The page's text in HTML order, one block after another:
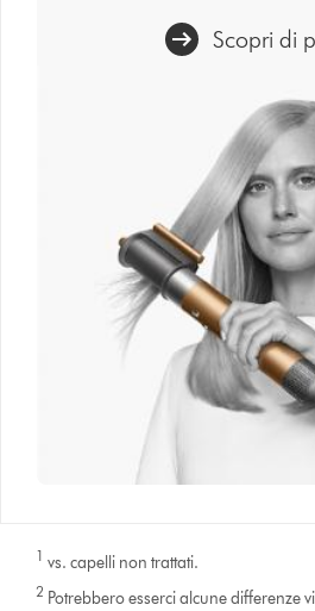
Scopri di
1 vs. capelli non trattati.
2 Potrebbero esserci alcune differenze